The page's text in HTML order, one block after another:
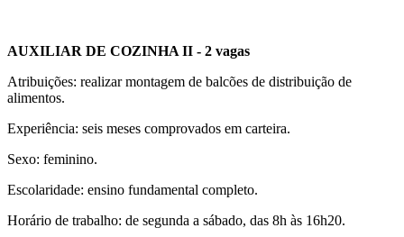
AUXILIAR DE COZINHA II - 2 vagas
Atribuições: realizar montagem de balcões de distribuição de
alimentos.
Experiência: seis meses comprovados em carteira.
Sexo: feminino.
Escolaridade: ensino fundamental completo.
Horário de trabalho: de segunda a sábado, das 8h às 16h20.